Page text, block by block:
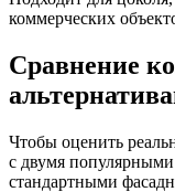
коммерческих
Сравнение
Чтобы оценить
с двумя
стандартными